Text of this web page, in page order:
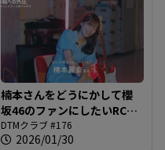
楠本さんをどうにかして櫻
坂46のファンにしたいRCC
関係者の思惑が跋扈する番
組＠DTMクラブ #176
DTMクラブ #176
2026/01/30